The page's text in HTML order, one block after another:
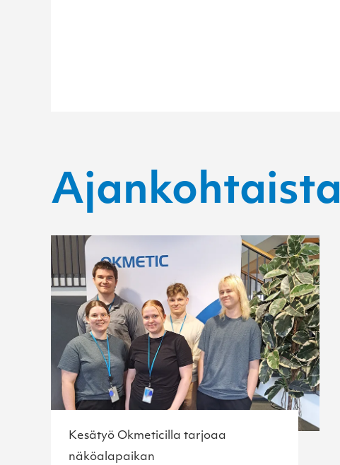
Ajankohtaista
Kesätyö Okmeticilla tarjoaa
näköalapaikan